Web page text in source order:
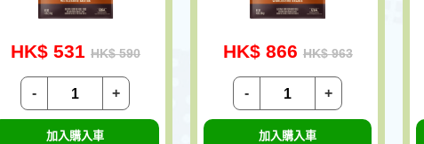
HK$ 531 HK$ 590
+
-
加入購入車
HK$ 866 HK$ 963
+
-
加入購入車